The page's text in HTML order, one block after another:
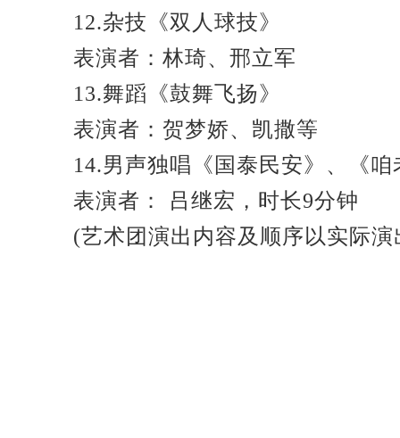
12.杂技《双人球技》
表演者：林琦、邢立军
13.舞蹈《鼓舞飞扬》
表演者：贺梦娇、凯撒等
14.男声独唱《国泰民安》、《咱
表演者： 吕继宏，时长9分钟
(艺术团演出内容及顺序以实际演